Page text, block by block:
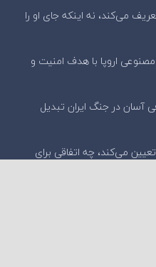
می‌کند، نه اینکه جای او را
هوش مصنوعی اروپا با هدف امنیت و
آسان در جنگ ایران تبدیل
می‌کند، چه اتفاقی برای